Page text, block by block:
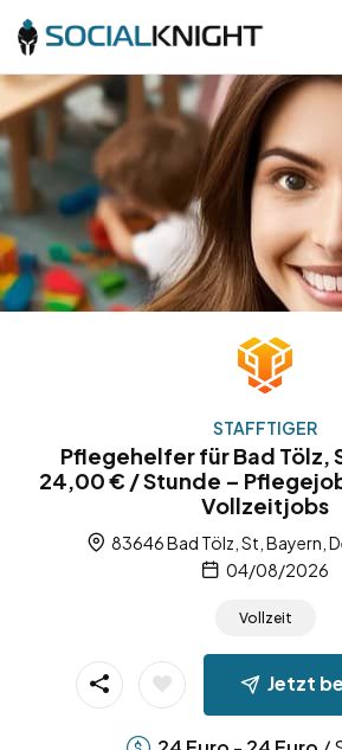
STAFFTIGER
Pflegehelfer für Bad Tölz,
24,00 € / Stunde –
Vollzeitjobs
83646 Bad Tölz, St, Bayern,
04/08/2026
Vollzeit
Jetzt